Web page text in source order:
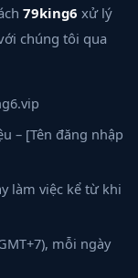
79king6 xử lý
chúng tôi qua
– [Tên đăng nhập
làm việc kể từ khi
mỗi ngày